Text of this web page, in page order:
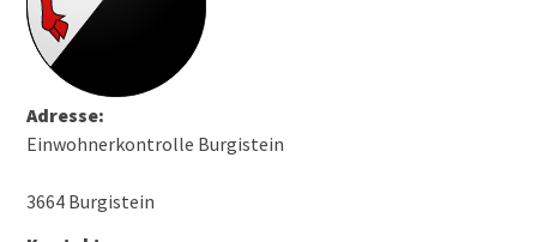
Adresse:
Einwohnerkontrolle Burgistein
3664 Burgistein